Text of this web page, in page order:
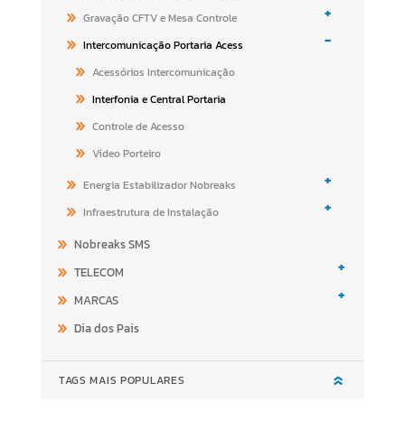
Gravação CFTV e Mesa Controle +
Intercomunicação Portaria Acess -
Acessórios Intercomunicação
Interfonia e Central Portaria
Controle de Acesso
Vídeo Porteiro
Energia Estabilizador Nobreaks
+
Infraestrutura de Instalação +
Nobreaks SMS
TELECOM
+
MARCAS +
Dia dos Pais
TAGS MAIS POPULARES